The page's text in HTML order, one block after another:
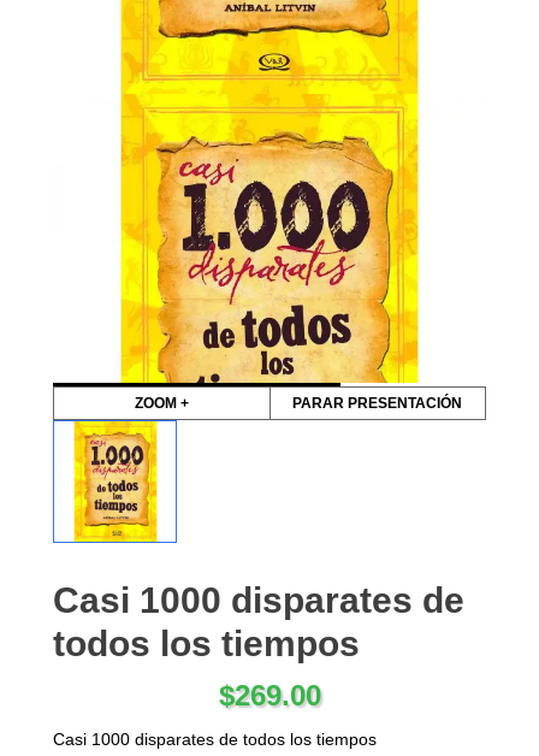
ZOOM + PARAR PRESENTACIÓN
Casi 1000 disparates de
todos los tiempos
$269.00
Casi 1000 disparates de todos los tiempos